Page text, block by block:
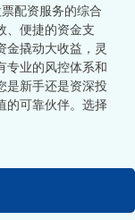
配资服务的综合
、便捷的资金支
金撬动大收益，灵
专业的风控体系和
是新手还是资深投
的可靠伙伴。选择